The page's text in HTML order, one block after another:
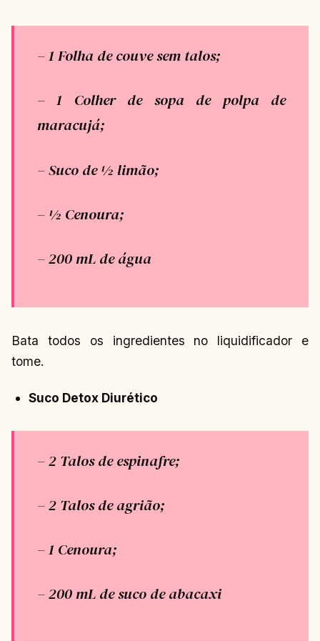
– 1 Folha de couve sem talos;
– 1 Colher de sopa de polpa de
maracujá;
– Suco de ½ limão;
– ½ Cenoura;
– 200 mL de água
Bata todos os ingredientes no liquidificador e
tome.
Suco Detox Diurético
– 2 Talos de espinafre;
– 2 Talos de agrião;
– 1 Cenoura;
– 200 mL de suco de abacaxi